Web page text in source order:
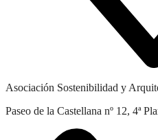
Asociación Sostenibilidad y
Paseo de la Castellana nº 12, 4ª